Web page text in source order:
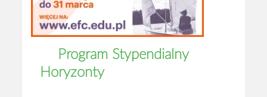
Program Stypendialny
Horyzonty